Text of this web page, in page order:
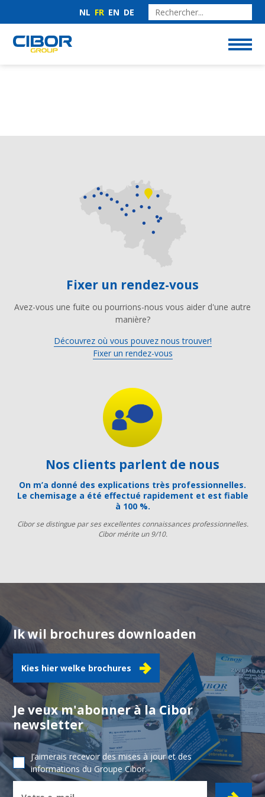
NL FR EN DE
Fixer un rendez-vous
Avez-vous une fuite ou pourrions-nous vous aider d'une autre
manière?
Découvrez où vous pouvez nous trouver!
Fixer un rendez-vous
Nos clients parlent de nous
On m’a donné des explications très professionnelles.
Le chemisage a été effectué rapidement et est fiable
à 100 %.
Cibor se distingue par ses excellentes connaissances professionnelles.
Cibor mérite un 9/10.
Ik wil brochures downloaden
Kies hier welke brochures
Je veux m'abonner à la Cibor
newsletter
J’aimerais recevoir des mises à jour et des
informations du Groupe Cibor.